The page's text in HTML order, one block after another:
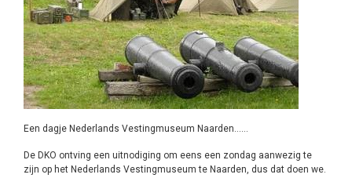
Een dagje Nederlands Vestingmuseum Naarden……
De DKO ontving een uitnodiging om eens een zondag aanwezig te
zijn op het Nederlands Vestingmuseum te Naarden, dus dat doen we.